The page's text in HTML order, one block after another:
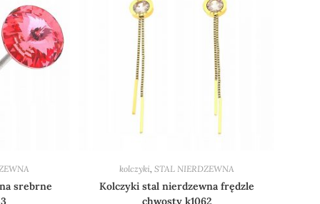
srebrne
kolczyki STAL NIERDZEWNA
Kolczyki stal nierdzewna frędzle
chwosty k1062